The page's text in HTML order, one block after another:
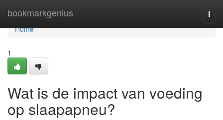
bookmarkgenius
Home
Home
1
Wat is de impact van voeding
op slaapapneu?